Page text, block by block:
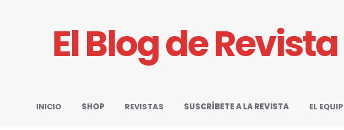
El Blog de
INICIO SHOP REVISTAS SUSCRÍBETE A LA REVISTA EL